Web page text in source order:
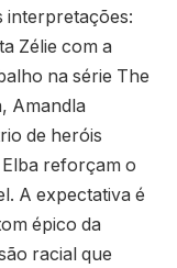
interpretações:
Zélie com a
na série The
Amandla
de heróis
reforçam o
A expectativa é
épico da
racial que